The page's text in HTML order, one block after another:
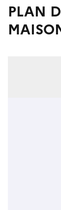
PLAN D'UNE